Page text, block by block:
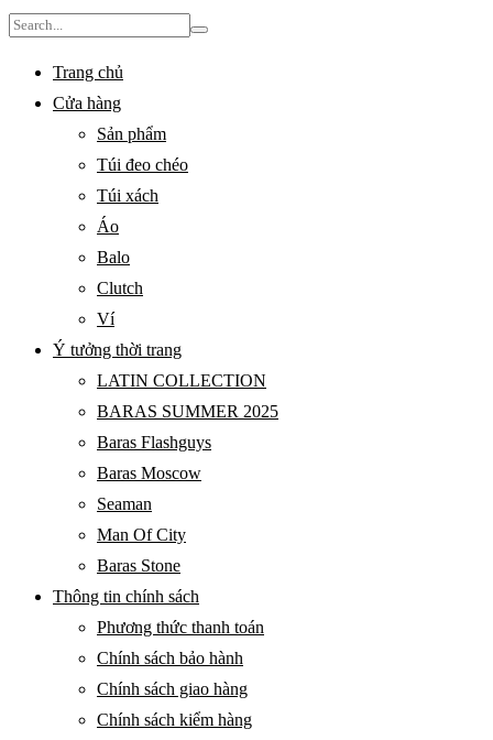
Search
Trang chủ
Cửa hàng
Sản phẩm
Túi đeo chéo
Túi xách
Áo
Balo
Clutch
Ví
Ý tưởng thời trang
LATIN COLLECTION
BARAS SUMMER 2025
Baras Flashguys
Baras Moscow
Seaman
Man Of City
Baras Stone
Thông tin chính sách
Phương thức thanh toán
Chính sách bảo hành
Chính sách giao hàng
Chính sách kiểm hàng